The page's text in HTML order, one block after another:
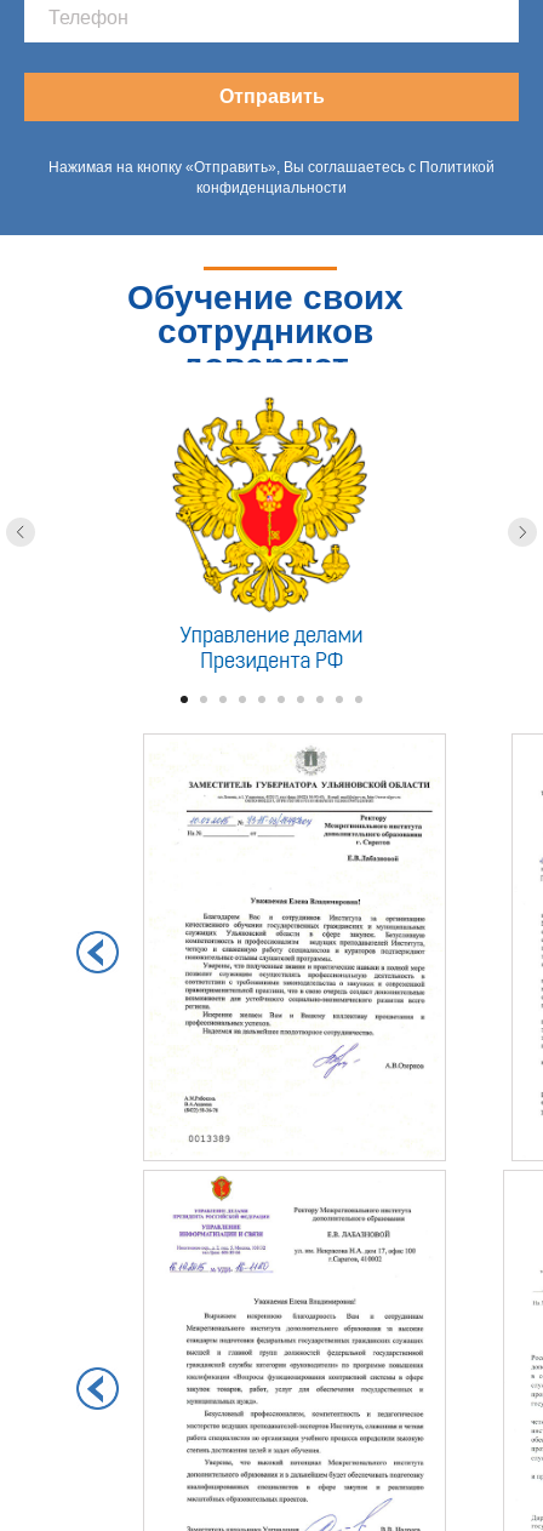
Отправить
Нажимая на кнопку «Отправить», Вы соглашаетесь с Политикой
конфиденциальности
Обучение своих
сотрудников
доверяют